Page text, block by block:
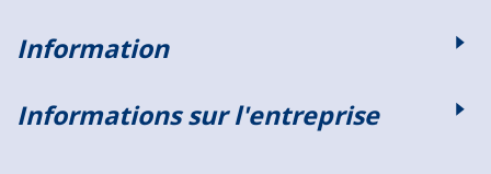
Information
Informations sur l'entreprise